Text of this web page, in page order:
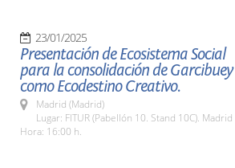
23/01/2025
Presentación de Ecosistema Social
para la consolidación de Garcibuey
como Ecodestino Creativo.
Madrid (Madrid)
Lugar: FITUR (Pabellón 10. Stand 10C). Madrid
Hora: 16:00 h.